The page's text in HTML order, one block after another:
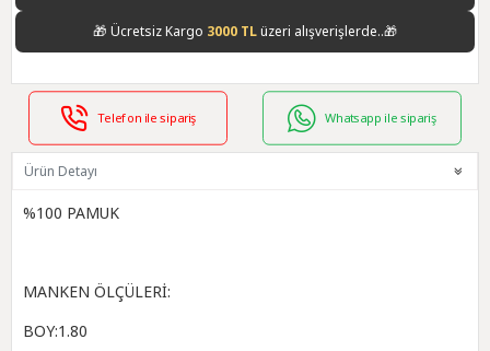
🎁 Ücretsiz Kargo 3000 TLüzeri alışverişlerde..🎁
Telefon ile sipariş Whatsapp ile sipariş
Ürün Detayı
%100 PAMUK
MANKEN ÖLÇÜLERİ:
BOY:1.80